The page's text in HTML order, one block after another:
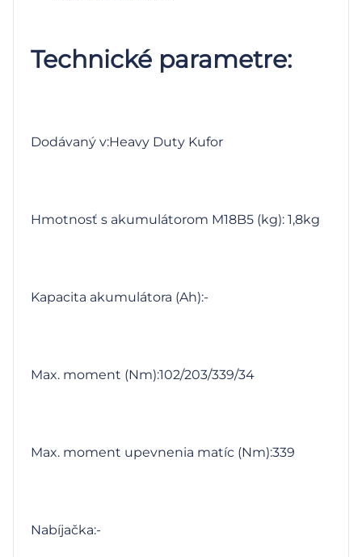
Technické parametre:
Dodávaný v:Heavy Duty Kufor
Hmotnosť s akumulátorom M18B5 (kg): 1,8kg
Kapacita akumulátora (Ah):-
Max. moment (Nm):102/203/339/34
Max. moment upevnenia matíc (Nm):339
Nabíjačka:-